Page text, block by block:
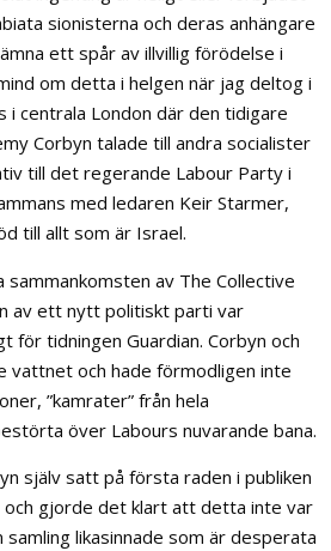
sionisterna och deras anhängare
ett spår av illvillig förödelse i
om detta i helgen när jag deltog i
i centrala London där den tidigare
Corbyn talade till andra socialister
till det regerande Labour Party i
med ledaren Keir Starmer,
till allt som är Israel.
av The Collective
av ett nytt politiskt parti var
för tidningen Guardian. Corbyn och
vattnet och hade förmodligen inte
”kamrater” från hela
över Labours nuvarande bana.
själv satt på första raden i publiken
gjorde det klart att detta inte var
samling likasinnade som är desperata